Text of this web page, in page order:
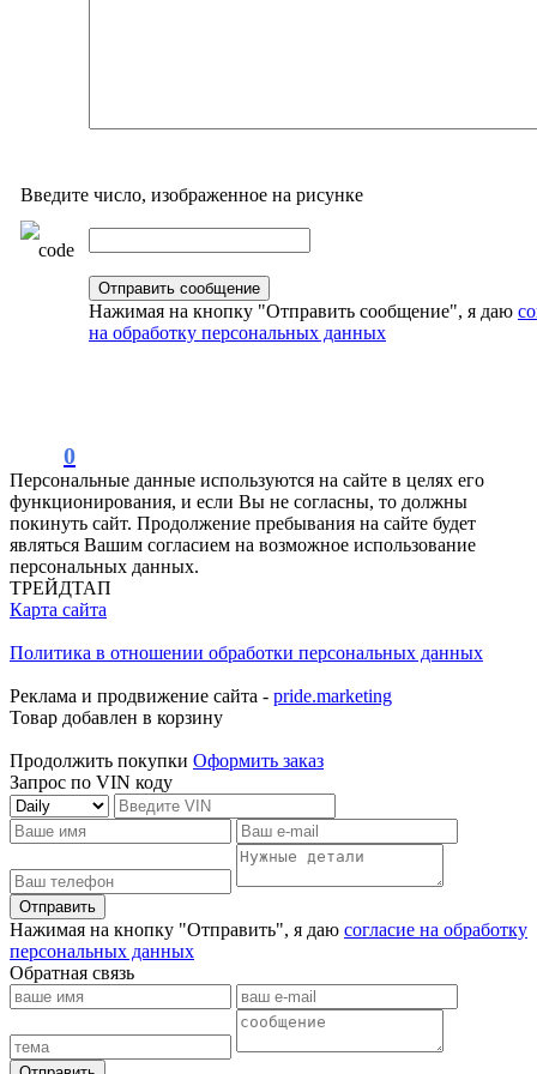
Введите число, изображенное на рисунке
Нажимая на кнопку "Отправить сообщение", я даю
на обработку персональных данных
0
Персональные данные используются на сайте в целях его
функционирования, и если Вы не согласны, то должны
покинуть сайт. Продолжение пребывания на сайте будет
являться Вашим согласием на возможное использование
персональных данных.
ТРЕЙДТАП
Карта сайта
Политика в отношении обработки персональных данных
Реклама и продвижение сайта - pride.marketing
Товар добавлен в корзину
Продолжить покупки Оформить заказ
Запрос по VIN коду
Отправить
Нажимая на кнопку "Отправить", я даю согласие на обработку
персональных данных
Обратная связь